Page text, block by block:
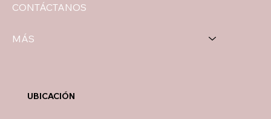
CONTÁCTANOS
MÁS
UBICACIÓN